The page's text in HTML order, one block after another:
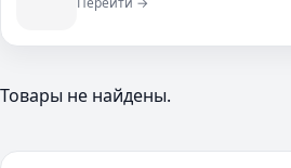
Товары не найдены.